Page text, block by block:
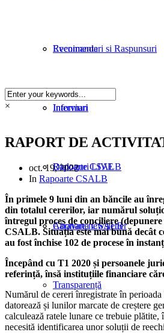
Evenimente
Informari
Rapoarte CSALB
Caravana CSALB
Transparență
Recomandari si Raspunsuri
Interviuri
Dialoguri LIVE
Abonare newsletter
×
RAPORT DE
oct. 19, 2022
In Rapoarte CSALB
În primele 9 luni din an băncile au
din totalul cererilor, iar numărul
întregul proces de conciliere
CSALB. Situația este mai bună decât
au fost închise 102 de procese în
Începând cu T1 2020 și persoanele
referință, însă instituțiile financiare
Numărul de cereri înregistrate în
datorează și lunilor marcate de creștere
calculează ratele lunare ce trebuie
necesită identificarea unor soluții de